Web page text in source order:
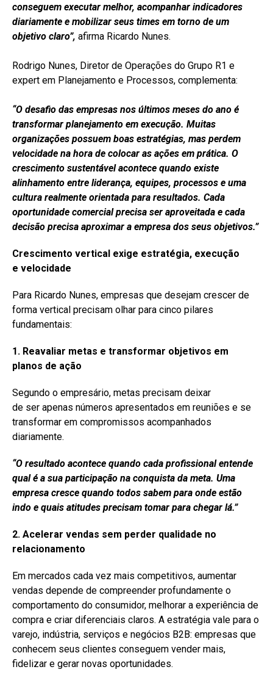
conseguem executar melhor, acompanhar indicadores
diariamente e mobilizar seus times em torno de um
objetivo claro”, afirma Ricardo Nunes.
Rodrigo Nunes, Diretor de Operações do Grupo R1 e
expert em Planejamento e Processos, complementa:
“O desafio das empresas nos últimos meses do ano é
transformar planejamento em execução. Muitas
organizações possuem boas estratégias, mas perdem
velocidade na hora de colocar as ações em prática. O
crescimento sustentável acontece quando existe
alinhamento entre liderança, equipes, processos e uma
cultura realmente orientada para resultados. Cada
oportunidade comercial precisa ser aproveitada e cada
decisão precisa aproximar a empresa dos seus objetivos.”
Crescimento vertical exige estratégia, execução
e velocidade
Para Ricardo Nunes, empresas que desejam crescer de
forma vertical precisam olhar para cinco pilares
fundamentais:
1. Reavaliar metas e transformar objetivos em
planos de ação
Segundo o empresário, metas precisam deixar
de ser apenas números apresentados em reuniões e se
transformar em compromissos acompanhados
diariamente.
“O resultado acontece quando cada profissional entende
qual é a sua participação na conquista da meta. Uma
empresa cresce quando todos sabem para onde estão
indo e quais atitudes precisam tomar para chegar lá.”
2. Acelerar vendas sem perder qualidade no
relacionamento
Em mercados cada vez mais competitivos, aumentar
vendas depende de compreender profundamente o
comportamento do consumidor, melhorar a experiência de
compra e criar diferenciais claros. A estratégia vale para o
varejo, indústria, serviços e negócios B2B: empresas que
conhecem seus clientes conseguem vender mais,
fidelizar e gerar novas oportunidades.